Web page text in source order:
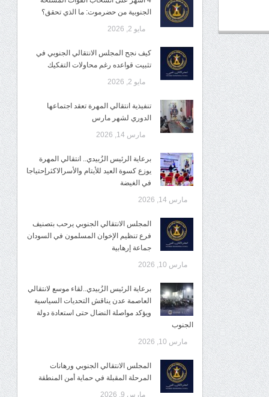
الجنوبية من حضرموت: ما الذي تحقق؟
مايو 2, 2026
كيف نجح المجلس الانتقالي الجنوبي في
تثبيت قواعده رغم محاولات التفكيك
مايو 2, 2026
تنفيذية انتقالي المهرة تعقد اجتماعها
الدوري لشهر مارس
مارس 14, 2026
برعاية الرئيس الزُبيدي.. انتقالي المهرة
يوزع كسوة العيد للأيتام والأسرالاكثرإحتياجا
في الغيضة
مارس 14, 2026
المجلس الانتقالي الجنوبي يرحب بتصنيف
فرع تنظيم الإخوان المسلمون في السودان
جماعة إرهابية
مارس 10, 2026
برعاية الرئيس الزُبيدي..لقاء موسع لانتقالي
العاصمة عدن يناقش التحديات السياسية
ويؤكد مواصلة النضال حتى استعادة دولة
الجنوب
مارس 10, 2026
المجلس الانتقالي الجنوبي ورهانات
المرحلة المقبلة في حماية أمن المنطقة
مارس 9, 2026